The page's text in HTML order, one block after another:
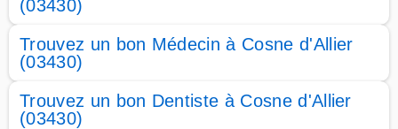
(03430)
Trouvez un bon Médecin à Cosne d'Allier
(03430)
Trouvez un bon Dentiste à Cosne d'Allier
(03430)